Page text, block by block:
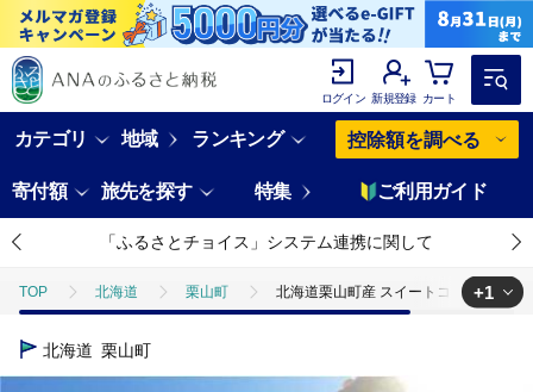
ログイン 新規登録 カート
カテゴリ 地域 ランキング 控除額を調べる
寄付額 旅先を探す 特集 ご利用ガイド
「ふるさとチョイス」システム連携に関して
TOP 北海道 栗山町 北海道栗山町産 スイートコーンその名
TOP
+1
北海道 栗山町